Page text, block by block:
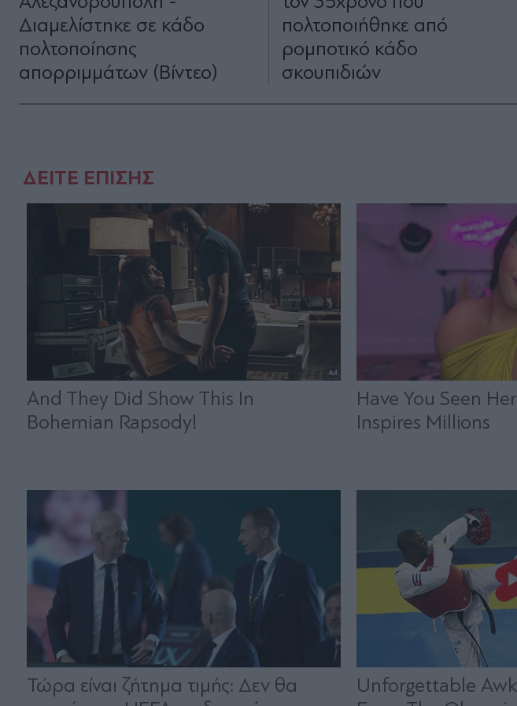
Διαμελίστηκε σε κάδο
πολτοποίησης
απορριμμάτων (Βίντεο)
πολτοποιήθηκε από
ρομποτικό κάδο
σκουπιδιών